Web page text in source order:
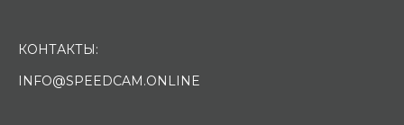
КОНТАКТЫ:
INFO@SPEEDCAM.ONLINE